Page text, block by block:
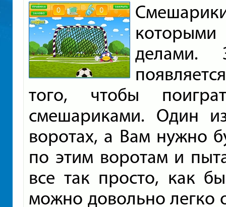
делами.
того, чтобы
смешариками. Один
воротах, а Вам нужно
по этим воротам и
все так просто, как
можно довольно легко